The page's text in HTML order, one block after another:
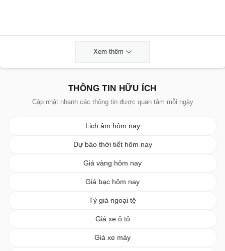
Xem thêm
THÔNG TIN HỮU ÍCH
Cập nhật nhanh các thông tin được quan tâm mỗi ngày
Lịch âm hôm nay
Dự báo thời tiết hôm nay
Giá vàng hôm nay
Giá bạc hôm nay
Tỷ giá ngoại tệ
Giá xe ô tô
Giá xe máy